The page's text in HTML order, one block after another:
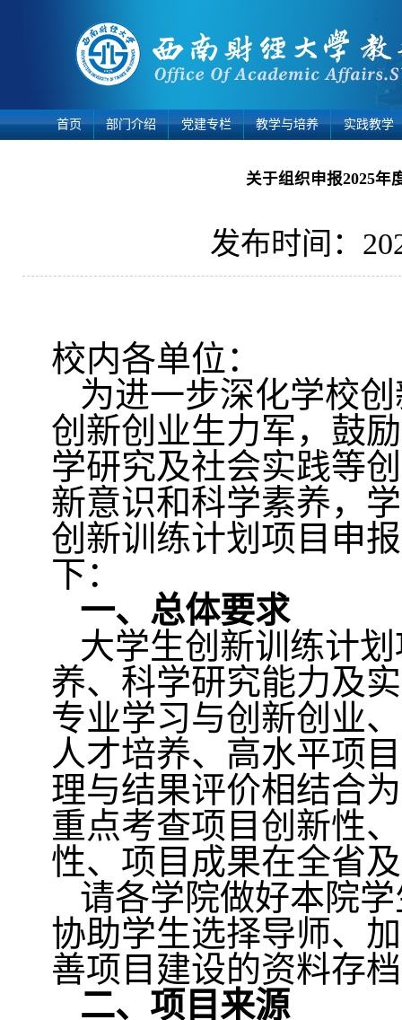
首页 部门介绍 党建专栏 教学与培养 实践教学
关于组织申报2025年
发布时间：
校内各单位：
为进一步深化学校
创新创业生力军，鼓
学研究及社会实践等
新意识和科学素养，
创新训练计划项目申
下：
一、总体要求
大学生创新训练计
养、科学研究能力及
专业学习与创新创业
人才培养、高水平项
理与结果评价相结合
重点考查项目创新性
性、项目成果在全省
请各学院做好本院
协助学生选择导师、
善项目建设的资料存
二、项目来源